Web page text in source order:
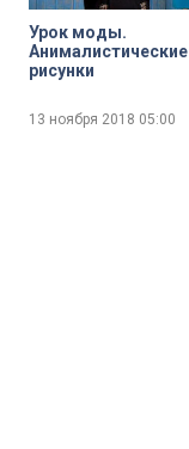
Урок моды.
Анималистические
рисунки
13 ноября 2018 05:00